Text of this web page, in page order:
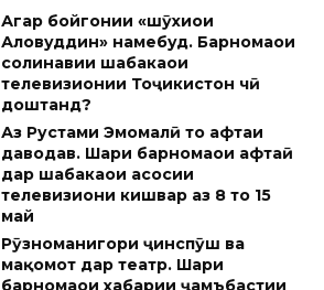
Агар бойгонии «шӯхиҳои
Аловуддин» намебуд. Барномаҳои
солинавии шабакаҳои
телевизионии Тоҷикистон чӣ
доштанд?
Аз Рустами Эмомалӣ то ҳафтаи
даводав. Шарҳи барномаҳои ҳафтаӣ
дар шабакаҳои асосии
телевизиони кишвар аз 8 то 15
май
Рӯзноманигори ҷинспӯш ва
мақомот дар театр. Шарҳи
барномаҳои хабарии ҷамъбастии